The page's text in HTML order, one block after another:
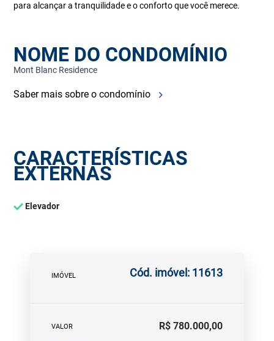
para alcançar a tranquilidade e o conforto que você merece.
NOME DO CONDOMÍNIO
Mont Blanc Residence
Saber mais sobre o condomínio
CARACTERÍSTICAS
EXTERNAS
Elevador
IMÓVEL Cód. imóvel: 11613
VALOR R$ 780.000,00